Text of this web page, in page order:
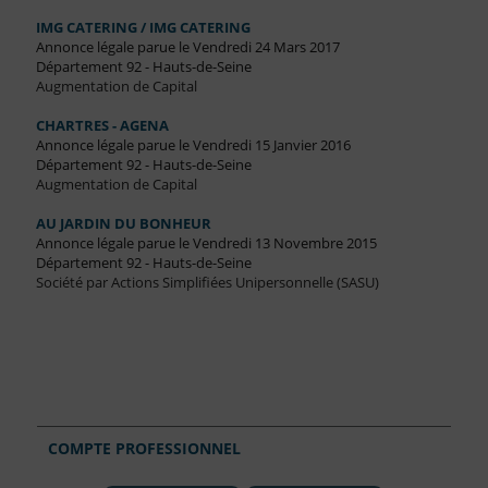
IMG CATERING / IMG CATERING
Annonce légale parue le Vendredi 24 Mars 2017
Département 92 - Hauts-de-Seine
Augmentation de Capital
CHARTRES - AGENA
Annonce légale parue le Vendredi 15 Janvier 2016
Département 92 - Hauts-de-Seine
Augmentation de Capital
AU JARDIN DU BONHEUR
Annonce légale parue le Vendredi 13 Novembre 2015
Département 92 - Hauts-de-Seine
Société par Actions Simplifiées Unipersonnelle (SASU)
COMPTE PROFESSIONNEL